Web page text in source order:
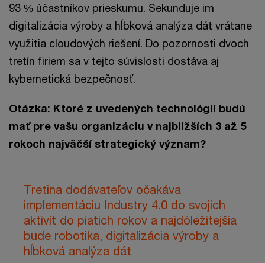
93 % účastníkov prieskumu. Sekunduje im
digitalizácia výroby a hĺbková analýza dát vrátane
využitia cloudových riešení. Do pozornosti dvoch
tretín firiem sa v tejto súvislosti dostáva aj
kybernetická bezpečnosť.
Otázka: Ktoré z uvedených technológií budú
mať pre vašu organizáciu v najbližších 3 až 5
rokoch najväčší strategický význam?
Tretina dodávateľov očakáva
implementáciu Industry 4.0 do svojich
aktivít do piatich rokov a najdôležitejšia
bude robotika, digitalizácia výroby a
hĺbková analýza dát